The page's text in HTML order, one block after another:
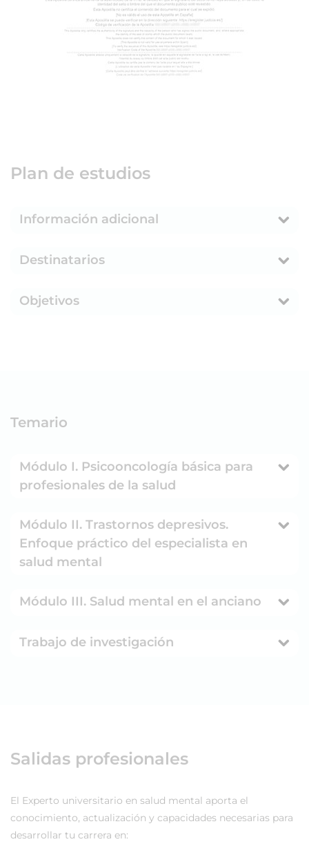
Plan de estudios
Información adicional
Destinatarios
Objetivos
Temario
Módulo I. Psicooncología básica para
profesionales de la salud
Módulo II. Trastornos depresivos.
Enfoque práctico del especialista en
salud mental
Módulo III. Salud mental en el anciano
Trabajo de investigación
Salidas profesionales
El Experto universitario en salud mental aporta el
conocimiento, actualización y capacidades necesarias para
desarrollar tu carrera en: